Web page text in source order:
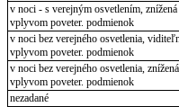
v noci - s verejným osvetlením,
vplyvom poveter. podmienok
v noci bez verejného osvetlenia,
vplyvom poveter. podmienok
v noci bez verejného osvetlenia,
vplyvom poveter. podmienok
nezadané